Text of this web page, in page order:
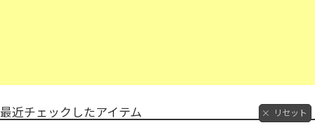
最近チェックしたアイテム リセット